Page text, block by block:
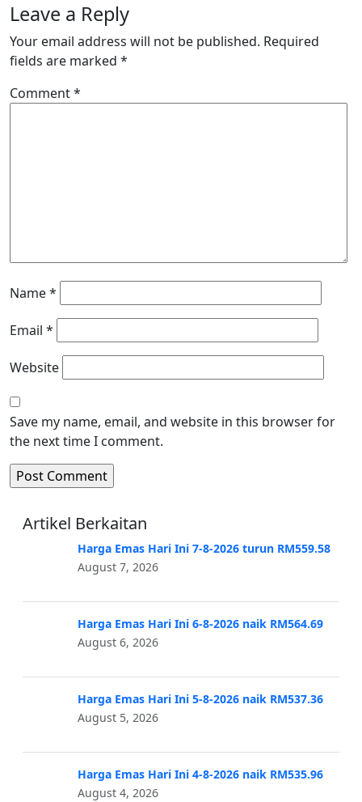
Leave a Reply
Your email address will not be published. Required
fields are marked *
Comment*
Name*
Email *
Website
Save my name, email, and website in this browser for
the next time I comment.
Artikel Berkaitan
Harga Emas Hari Ini 7-8-2026 turun RM559.58
August 7, 2026
Harga Emas Hari Ini 6-8-2026 naik RM564.69
August 6, 2026
Harga Emas Hari Ini 5-8-2026 naik RM537.36
August 5, 2026
Harga Emas Hari Ini 4-8-2026 naik RM535.96
August 4, 2026